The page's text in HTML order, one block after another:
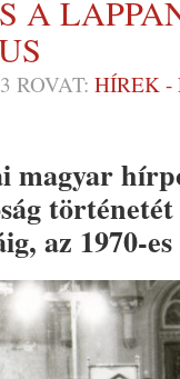
A
ROVAT: HÍREK -
magyar
az 1970-